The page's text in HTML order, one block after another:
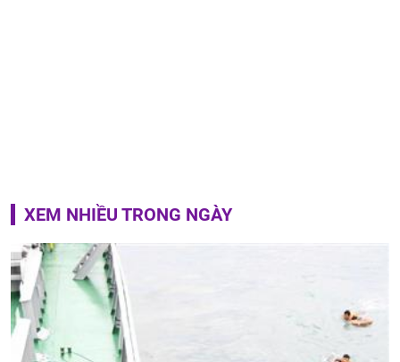
XEM NHIỀU TRONG NGÀY